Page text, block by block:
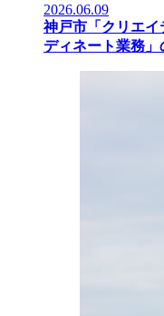
2026.06.09
神戸市「クリエ
ディネート業務